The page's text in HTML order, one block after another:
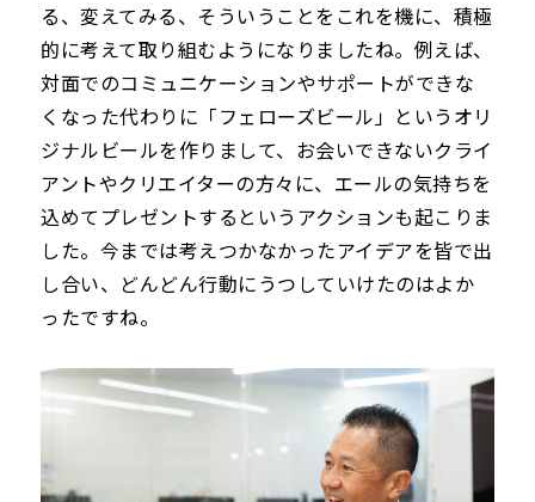
る、変えてみる、そういうことをこれを機に、積極
的に考えて取り組むようになりましたね。例えば、
対面でのコミュニケーションやサポートができな
くなった代わりに「フェローズビール」というオリ
ジナルビールを作りまして、お会いできないクライ
アントやクリエイターの方々に、エールの気持ちを
込めてプレゼントするというアクションも起こりま
した。今までは考えつかなかったアイデアを皆で出
し合い、どんどん行動にうつしていけたのはよか
ったですね。